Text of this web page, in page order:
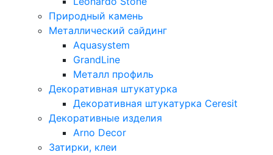
Природный камень
Металлический сайдинг
Aquasystem
GrandLine
Металл профиль
Декоративная штукатурка
Декоративная штукатурка Ceresit
Декоративные изделия
Arno Decor
Затирки, клеи